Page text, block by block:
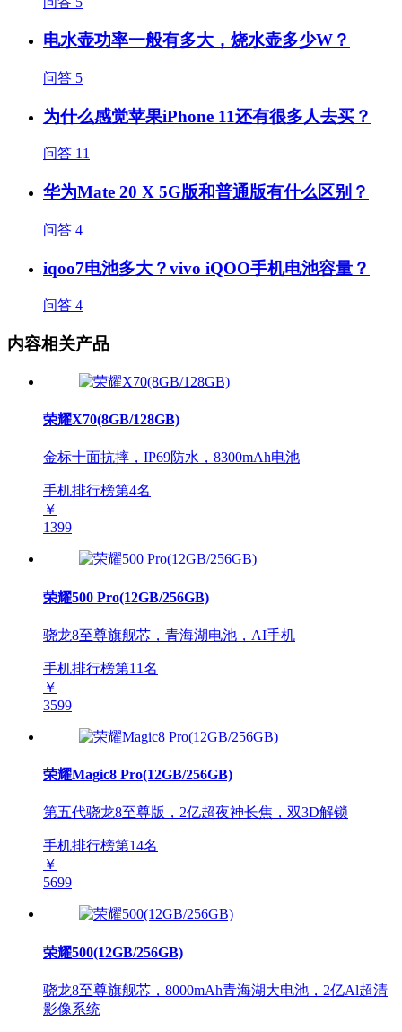
电水壶功率一般有多大，烧水壶多少W？
问答 5
为什么感觉苹果iPhone 11还有很多人去买？
问答 11
华为Mate 20 X 5G版和普通版有什么区别？
问答 4
iqoo7电池多大？vivo iQOO手机电池容量？
问答 4
内容相关产品
荣耀X70(8GB/128GB)
金标十面抗摔，IP69防水，8300mAh电池
手机排行榜第4名
￥
1399
荣耀500 Pro(12GB/256GB)
骁龙8至尊旗舰芯，青海湖电池，AI手机
手机排行榜第11名
￥
3599
荣耀Magic8 Pro(12GB/256GB)
第五代骁龙8至尊版，2亿超夜神长焦，双3D解锁
手机排行榜第14名
￥
5699
荣耀500(12GB/256GB)
骁龙8至尊旗舰芯，8000mAh青海湖大电池，2亿Al超清
影像系统